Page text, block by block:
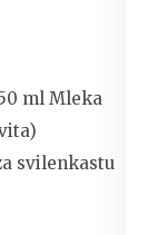
ml Mleka
svilenkastu